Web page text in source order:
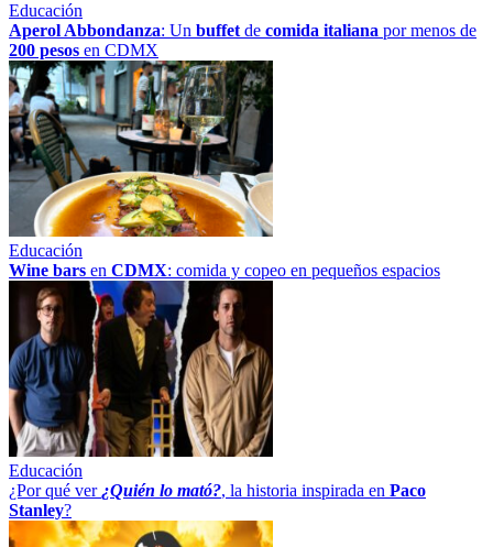
Educación
Aperol Abbondanza: Un buffet de comida italiana por menos de
200 pesos en CDMX
Educación
Wine bars en CDMX: comida y copeo en pequeños espacios
Educación
¿Por qué ver ¿Quién lo mató?, la historia inspirada en Paco
Stanley?